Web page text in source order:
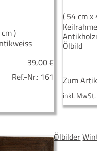
)
39,00€
Ref.-Nr.: 161
( 54 cm x
Ölbild
Zum
inkl. MwSt.
Ölbilder